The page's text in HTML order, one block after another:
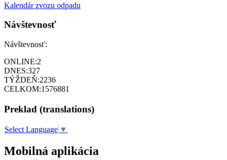
Kalendár zvozu odpadu
Návštevnosť
Návštevnosť:
ONLINE:2
DNES:327
TÝŽDEŇ:2236
CELKOM:1576881
Preklad (translations)
Select Language ▼
Mobilná aplikácia